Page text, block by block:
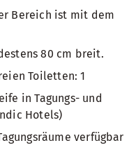
Bereich ist mit dem
80 cm breit.
Toiletten: 1
in Tagungs- und
Hotels)
verfügbar